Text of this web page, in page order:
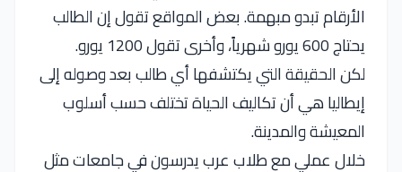
الأرقام تبدو مبهمة. بعض المواقع تقول إن الطالب
يحتاج 600 يورو شهرياً، وأخرى تقول 1200 يورو.
لكن الحقيقة التي يكتشفها أي طالب بعد وصوله إلى
إيطاليا هي أن تكاليف الحياة تختلف حسب أسلوب
المعيشة والمدينة.
خلال عملي مع طلاب عرب يدرسون في جامعات مثل